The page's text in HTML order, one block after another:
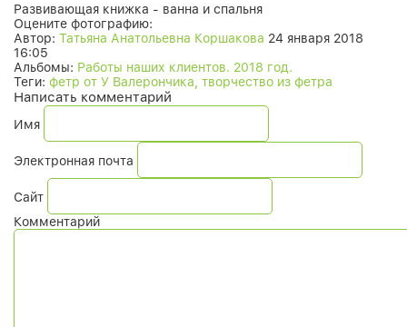
Развивающая книжка - ванна и спальня
Оцените фотографию:
Автор: Татьяна Анатольевна Коршакова 24 января 2018
16:05
Альбомы: Работы наших клиентов. 2018 год.
Теги: фетр от У Валерончика, творчество из фетра
Написать комментарий
Имя
Электронная почта
Сайт
Комментарий